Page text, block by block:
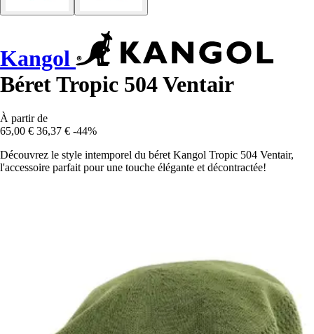
Kangol
Béret Tropic 504 Ventair
À partir de
65,00 € 36,37 € -44%
Découvrez le style intemporel du béret Kangol Tropic 504 Ventair,
l'accessoire parfait pour une touche élégante et décontractée!